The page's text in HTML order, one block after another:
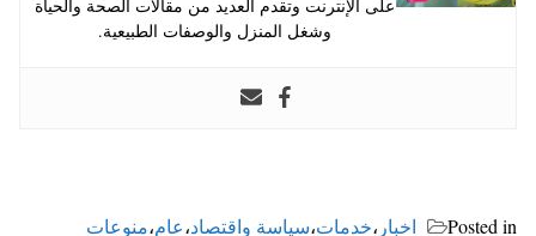
على الإنترنت وتقدم العديد من مقالات الصحة والحياة
وشغل المنزل والوصفات الطبيعية.
Posted in اخبار ،خدمات،سياسة واقتصاد،عام،منوعات